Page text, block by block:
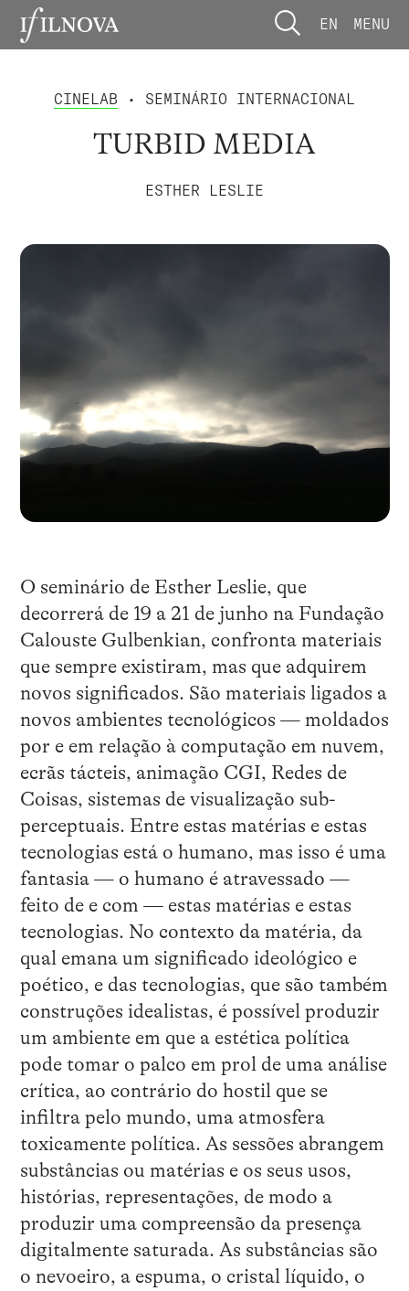
EN MENU
CINELAB • SEMINÁRIO INTERNACIONAL
TURBID MEDIA
ESTHER LESLIE
O seminário de Esther Leslie, que
decorrerá de 19 a 21 de junho na Fundação
Calouste Gulbenkian, confronta materiais
que sempre existiram, mas que adquirem
novos significados. São materiais ligados a
novos ambientes tecnológicos — moldados
por e em relação à computação em nuvem,
ecrãs tácteis, animação CGI, Redes de
Coisas, sistemas de visualização sub-
perceptuais. Entre estas matérias e estas
tecnologias está o humano, mas isso é uma
fantasia — o humano é atravessado —
feito de e com — estas matérias e estas
tecnologias. No contexto da matéria, da
qual emana um significado ideológico e
poético, e das tecnologias, que são também
construções idealistas, é possível produzir
um ambiente em que a estética política
pode tomar o palco em prol de uma análise
crítica, ao contrário do hostil que se
infiltra pelo mundo, uma atmosfera
toxicamente política. As sessões abrangem
substâncias ou matérias e os seus usos,
histórias, representações, de modo a
produzir uma compreensão da presença
digitalmente saturada. As substâncias são
o nevoeiro, a espuma, o cristal líquido, o